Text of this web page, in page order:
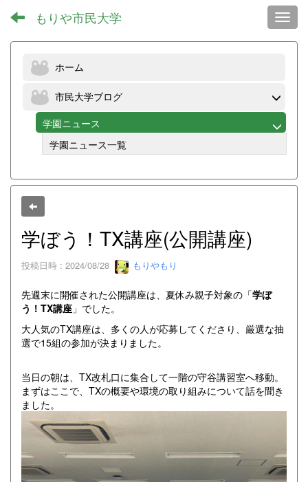
もりや市民大学
ホーム
市民大学ブログ
学園ニュース
学園ニュース一覧
学ぼう！TX講座(公開講座)
投稿日時 : 2024/08/28 もりやもり
先週末に開催された公開講座は、夏休み親子対象の「学ぼ
う！TX講座 」でした。
大人気のTX講座は、多くの人が応募してくださり、厳選な抽
選で15組の参加が決まりました。
当日の朝は、TX改札口に集合して一階の守谷講習室へ移動。
まずはここで、TXの概要や環境の取り組みについて話を聞き
ました。